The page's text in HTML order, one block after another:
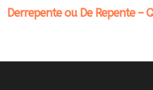
Derrepente ou De Repente –